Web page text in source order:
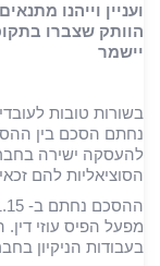
ועניין וייהנו
הוותק שצברו
יישמר
בשורות טובות
נחתם הסכם בין
להעסקה ישירה
הסוציאליות להם
מפעל הפיס עוזי
בעבודות הניקיון